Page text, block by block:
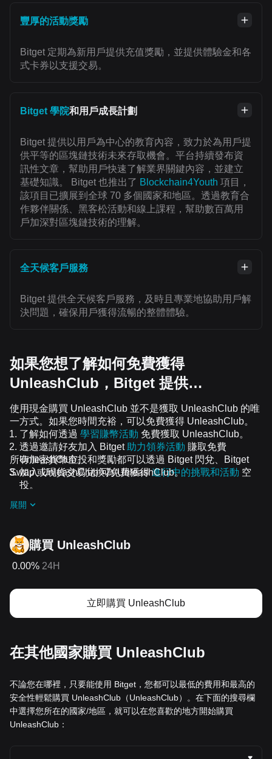
豐厚的活動獎勵
Bitget 定期為新用戶提供充值獎勵，並提供體驗金和各
式卡券以支援交易。
Bitget 學院和用戶成長計劃
Bitget 提供以用戶為中心的教育內容，致力於為用戶提
供平等的區塊鏈技術未來存取機會。平台持續發布資
訊性文章，幫助用戶快速了解業界關鍵內容，並建立
基礎知識。 Bitget 也推出了 Blockchain4Youth 項目，
該項目已擴展到全球 70 多個國家和地區。透過教育合
作夥伴關係、黑客松活動和線上課程，幫助數百萬用
戶加深對區塊鏈技術的理解。
全天候客戶服務
Bitget 提供全天候客戶服務，及時且專業地協助用戶解
決問題，確保用戶獲得流暢的整體體驗。
如果您想了解如何免費獲得
UnleashClub，Bitget 提供…
使用現金購買 UnleashClub 並不是獲取 UnleashClub 的唯
一方式。如果您時間充裕，可以免費獲得 UnleashClub。
了解如何透過 學習賺幣活動 免費獲取 UnleashClub。
透過邀請好友加入 Bitget 助力領券活動 賺取免費
UnleashClub。
加入 UnleashClub 可免費獲得進行中的挑戰和活動 空
投。
所有加密貨幣空投和獎勵都可以透過 Bitget 閃兌、Bitget
Swap 或現貨交易兌換為 UnleashClub。
展開
購買 UnleashClub
0.00% 24H
立即購買 UnleashClub
在其他國家購買 UnleashClub
不論您在哪裡，只要能使用 Bitget，您都可以最低的費用和最高的
安全性輕鬆購買 UnleashClub（UnleashClub）。在下面的搜尋欄
中選擇您所在的國家/地區，就可以在您喜歡的地方開始購買
UnleashClub：